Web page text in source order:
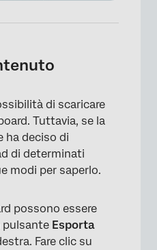
di scaricare
Tuttavia, se la
ha deciso di
di determinati
modi per saperlo.
possono essere
pulsante Esporta
Fare clic su